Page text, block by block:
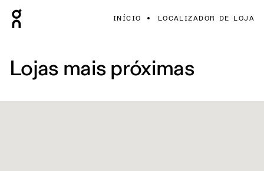
INÍCIO LOCALIZADOR DE LOJA
Lojas mais próximas